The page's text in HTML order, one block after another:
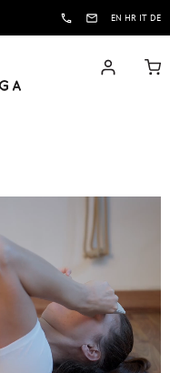
EN HR IT DE